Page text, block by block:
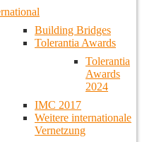
Building Bridges
Tolerantia Awards
Tolerantia
Awards
2024
IMC 2017
Weitere internationale
Vernetzung